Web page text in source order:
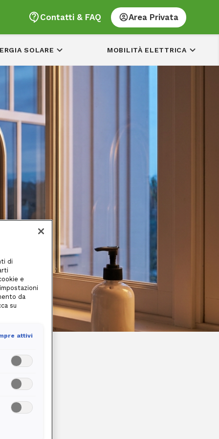
Contatti & FAQ Area Privata
SOLARE MOBILITÀ ELETTRICA
di
e
da
su
attivi